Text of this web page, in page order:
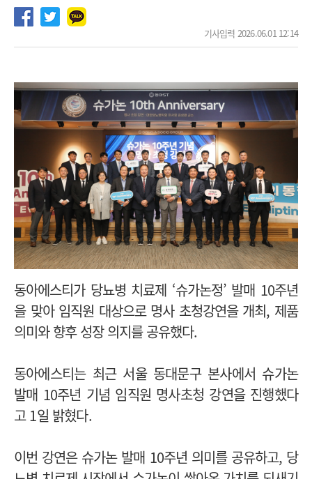
기사입력 2026.06.01 12:14
동아에스티가 당뇨병 치료제 ‘슈가논정’ 발매 10주년
을 맞아 임직원 대상으로 명사 초청강연을 개최, 제품
의미와 향후 성장 의지를 공유했다.
동아에스티는 최근 서울 동대문구 본사에서 슈가논
발매 10주년 기념 임직원 명사초청 강연을 진행했다
고 1일 밝혔다.
이번 강연은 슈가논 발매 10주년 의미를 공유하고, 당